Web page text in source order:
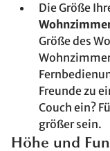
Die Größe
Größe des
Freunde zu
Couch ein?
größer sein.
Höhe und